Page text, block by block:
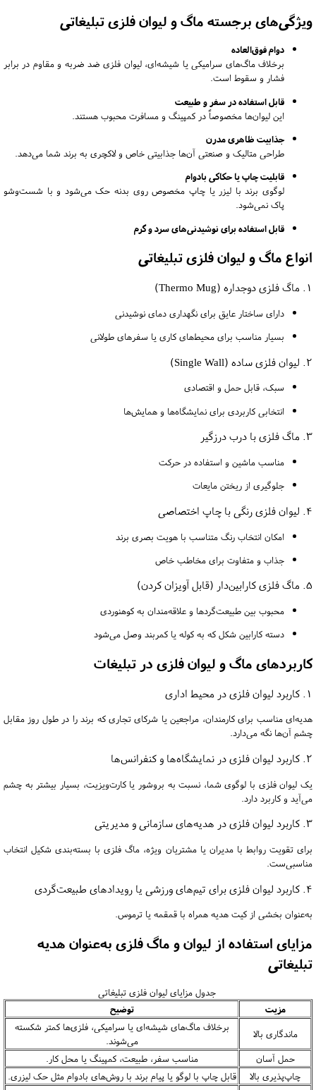
ویژگی‌های برجسته ماگ و لیوان فلزی تبلیغاتی
دوام فوق‌العاده
برخلاف ماگ‌های سرامیکی یا شیشه‌ای، لیوان فلزی ضد ضربه و مقاوم در برابر
فشار و سقوط است.
قابل استفاده در سفر و طبیعت
این لیوان‌ها مخصوصاً در کمپینگ و مسافرت محبوب هستند.
جذابیت ظاهری مدرن
طراحی متالیک و صنعتی آن‌ها جذابیتی خاص و لاکچری به برند شما می‌دهد.
قابلیت چاپ یا حکاکی بادوام
لوگوی برند با لیزر یا چاپ مخصوص روی بدنه حک می‌شود و با شست‌وشو
پاک نمی‌شود.
قابل استفاده برای نوشیدنی‌های سرد و گرم
انواع ماگ و لیوان فلزی تبلیغاتی
1. ماگ فلزی دوجداره (Thermo Mug)
دارای ساختار عایق برای نگهداری دمای نوشیدنی
بسیار مناسب برای محیط‌های کاری یا سفرهای طولانی
2. لیوان فلزی ساده (Single Wall)
سبک، قابل حمل و اقتصادی
انتخابی کاربردی برای نمایشگاه‌ها و همایش‌ها
3. ماگ فلزی با درب درزگیر
مناسب ماشین و استفاده در حرکت
جلوگیری از ریختن مایعات
4. لیوان فلزی رنگی با چاپ اختصاصی
امکان انتخاب رنگ متناسب با هویت بصری برند
جذاب و متفاوت برای مخاطب خاص
5. ماگ فلزی کارابین‌دار (قابل آویزان کردن)
محبوب بین طبیعت‌گردها و علاقه‌مندان به کوهنوردی
دسته کارابین شکل که به کوله یا کمربند وصل می‌شود
کاربردهای ماگ و لیوان فلزی در تبلیغات
1. کاربرد لیوان فلزی در محیط اداری
هدیه‌ای مناسب برای کارمندان، مراجعین یا شرکای تجاری که برند را در طول روز مقابل
چشم آن‌ها نگه می‌دارد.
2. کاربرد لیوان فلزی در نمایشگاه‌ها و کنفرانس‌ها
یک لیوان فلزی با لوگوی شما، نسبت به بروشور یا کارت‌ویزیت، بسیار بیشتر به چشم
می‌آید و کاربرد دارد.
3. کاربرد لیوان فلزی در هدیه‌های سازمانی و مدیریتی
برای تقویت روابط با مدیران یا مشتریان ویژه، ماگ فلزی با بسته‌بندی شکیل انتخاب
مناسبی‌ست.
4. کاربرد لیوان فلزی برای تیم‌های ورزشی یا رویدادهای طبیعت‌گردی
به‌عنوان بخشی از کیت هدیه همراه با قمقمه یا ترموس.
مزایای استفاده از لیوان و ماگ فلزی به‌عنوان هدیه
تبلیغاتی
جدول مزایای لیوان فلزی تبلیغاتی
مزیت
توضیح
ماندگاری بالا
برخلاف ماگ‌های شیشه‌ای یا سرامیکی، فلزی‌ها کمتر شکسته
می‌شوند.
حمل آسان
مناسب سفر، طبیعت، کمپینگ یا محل کار.
چاپ‌پذیری بالا
قابل چاپ با لوگو یا پیام برند با روش‌های بادوام مثل حک لیزری.